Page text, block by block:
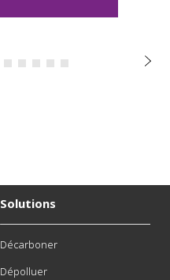
S
u
Solutions
Décarboner
Dépolluer